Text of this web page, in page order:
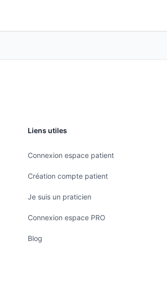
Liens utiles
Connexion espace patient
Création compte patient
Je suis un praticien
Connexion espace PRO
Blog